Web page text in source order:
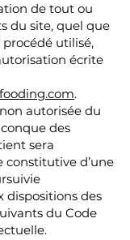
de tout ou
du site, quel que
utilisé,
écrite
.
autorisée du
des
sera
constitutive d’une
des
du Code